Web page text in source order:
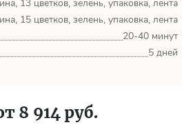
13 цветков, зелень, упаковка, лента
15 цветков, зелень, упаковка, лента
20-40 минут
5 дней
8 914 руб.